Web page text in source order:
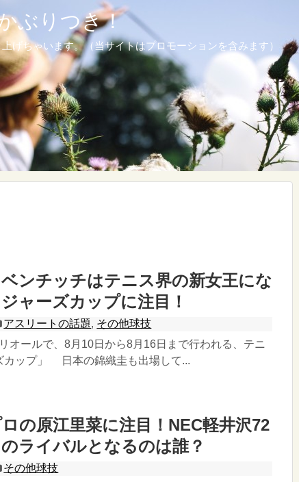
ぶりつき！
げちゃいます。（当サイトはプロモーションを含みます）
ンチッチはテニス界の新女王にな
ャーズカップに注目！
アスリートの話題, その他球技
オールで、8月10日から8月16日まで行われる、テニ
カップ」 日本の錦織圭も出場して...
の原江里菜に注目！NEC軽井沢72
ライバルとなるのは誰？
その他球技